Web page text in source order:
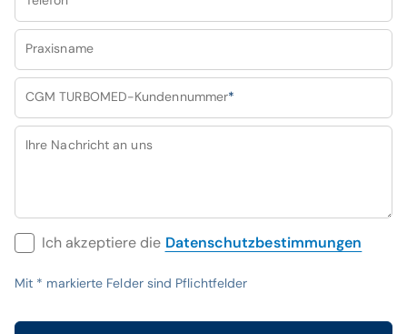
Praxisname
CGM TURBOMED-Kundennummer*
Ihre Nachricht an uns
Ich akzeptiere die Datenschutzbestimmungen
Mit * markierte Felder sind Pflichtfelder